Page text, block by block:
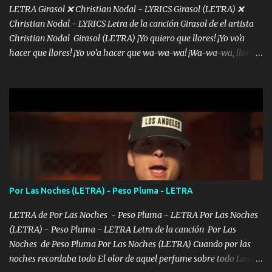
LETRA Girasol ❌ Christian Nodal - LYRICS Girasol (LETRA) ❌
Christian Nodal - LYRICS Letra de la canción Girasol de el artista
Christian Nodal Girasol (LETRA) ¡Yo quiero que llores! ¡Yo vo'a
hacer que llores! ¡Yo vo’a hacer que wa-wa-wa! ¡Wa-wa-wa, llores!
intentas rimar Pobre payaso que usa a todo el mundo pa' conectar
con la gente Dices "Latino Gang" pero pisas a to'a tu gente Pa’ dar
mensajes, m'ijo, hay quе ser coherentеs Si tú no eres artista, al
menos se prudente Hoy me sabe a mierda, traigo un Balvin en los
dientes Por falta de empatía le toca ser resiliente ¿Acaso eres
consciente de los followers que mueves? Parcerito, abre los ojos y
ve el poder que tienes Otro chiste malo son los nombres de tus
álbum's "José, vibras colores con la energía del diablo " ¿Si ...
Por Las Noches (LETRA) - Peso Pluma - LETRA
LETRA de Por Las Noches - Peso Pluma - LETRA Por Las Noches
(LETRA) - Peso Pluma - LETRA Letra de la canción Por Las
Noches de Peso Pluma Por Las Noches (LETRA) Cuando por las
noches recordaba todo El olor de aquel perfume sobre todo Las